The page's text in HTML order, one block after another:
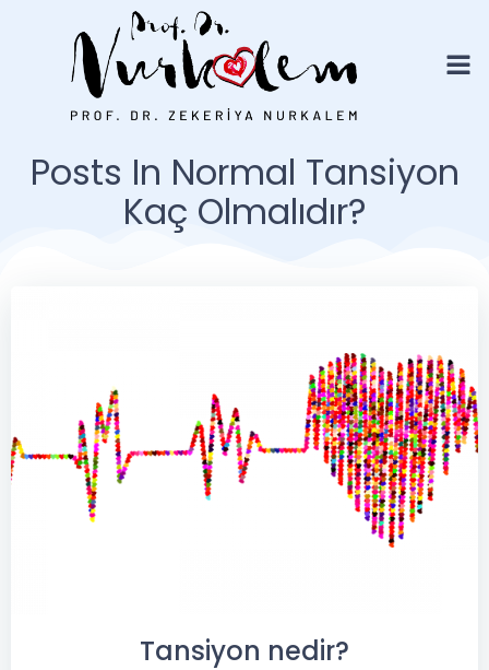
geç
Posts In Normal Tansiyon
Kaç Olmalıdır?
Tansiyon nedir?